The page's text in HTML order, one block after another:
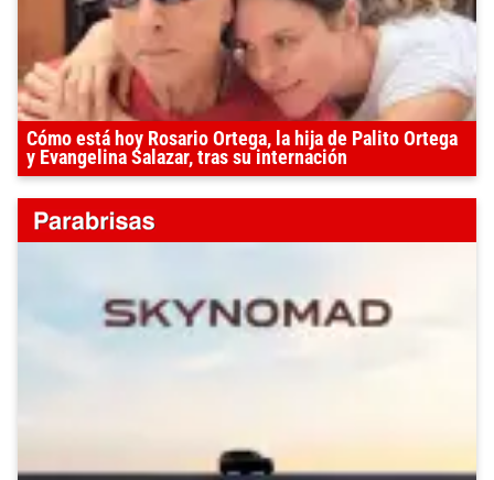
Cómo está hoy Rosario Ortega, la hija de Palito Ortega
y Evangelina Salazar, tras su internación